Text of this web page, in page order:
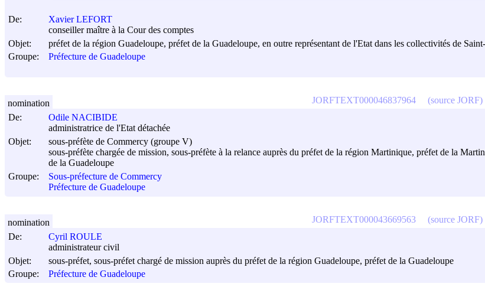
De:
Xavier LEFORT
conseiller maître à la Cour des comptes
Objet:
préfet de la région Guadeloupe, préfet de la Guadeloupe, en outre représentant de l'Etat dans les collectivités de
Groupe:
Préfecture de Guadeloupe
De:
Odile NACIBIDE
administratrice de l'Etat détachée
Objet:
sous-préfète de Commercy (groupe V)
sous-préfète chargée de mission, sous-préfète à la relance auprès du préfet de la région Martinique, préfet de la
de la Guadeloupe
Groupe:
Sous-préfecture de Commercy
Préfecture de Guadeloupe
JORFTEXT000046837964 (source JORF)
nomination
De:
Cyril ROULE
administrateur civil
Objet:
sous-préfet, sous-préfet chargé de mission auprès du préfet de la région Guadeloupe, préfet de la Guadeloupe
Groupe:
Préfecture de Guadeloupe
JORFTEXT000043669563 (source JORF)
nomination